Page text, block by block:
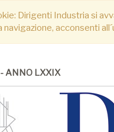
Dirigenti Industria si
acconsenti
ANNO LXXIX